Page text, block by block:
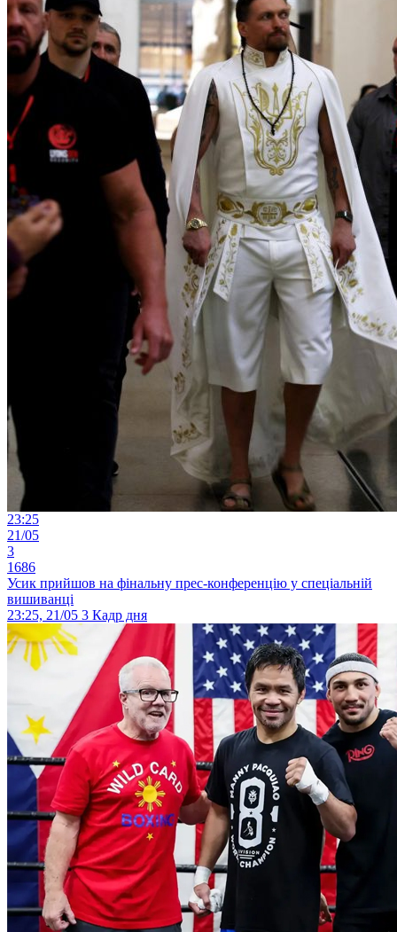
23:25
21/05
3
1686
Усик прийшов на фінальну прес-конференцію у спеціальній
вишиванці
23:25, 21/05 3 Кадр дня